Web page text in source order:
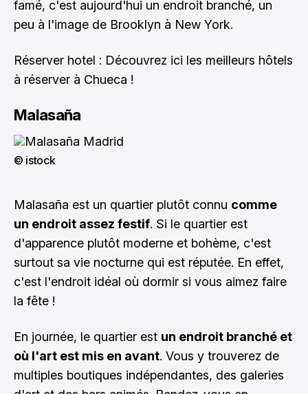
famé, c'est aujourd'hui un endroit branché, un
peu à l'image de Brooklyn à New York.
Réserver hotel : Découvrez ici les meilleurs hôtels
à réserver à Chueca !
Malasaña
© istock
Malasaña est un quartier plutôt connu comme
un endroit assez festif. Si le quartier est
d'apparence plutôt moderne et bohème, c'est
surtout sa vie nocturne qui est réputée. En effet,
c'est l'endroit idéal où dormir si vous aimez faire
la fête !
En journée, le quartier est un endroit branché et
où l'art est mis en avant. Vous y trouverez de
multiples boutiques indépendantes, des galeries